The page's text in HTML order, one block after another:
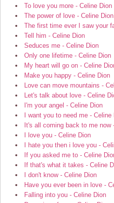
To love you more - Celine Dion
The power of love - Celine Dion
The first time ever I saw your
Tell him - Celine Dion
Seduces me - Celine Dion
Only one lifetime - Celine Dion
My heart will go on - Celine
Make you happy - Celine Dion
Love can move mountains -
Let's talk about love - Celine
I'm your angel - Celine Dion
I want you to need me - Celine
It's all coming back to me now
I love you - Celine Dion
I hate you then i love you -
If you asked me to - Celine
If that's what it takes - Celine
I don't know - Celine Dion
Have you ever been in love -
Falling into you - Celine Dion